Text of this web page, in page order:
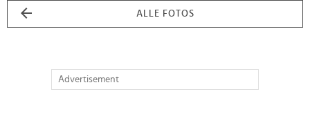
ALLE FOTOS
Advertisement